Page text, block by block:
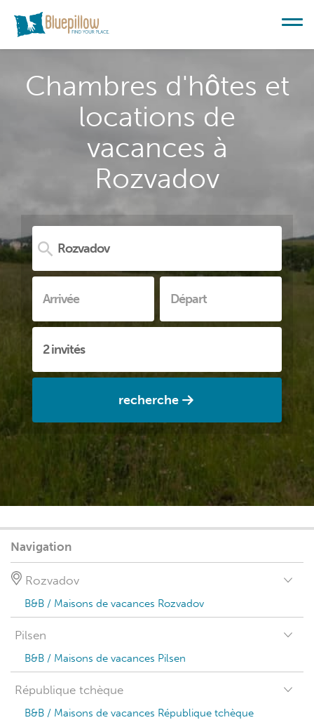
Chambres d'hôtes et
locations de
vacances à
Rozvadov
recherche
Navigation
Rozvadov
B&B / Maisons de vacances Rozvadov
Pilsen
B&B / Maisons de vacances Pilsen
République tchèque
B&B / Maisons de vacances République tchèque